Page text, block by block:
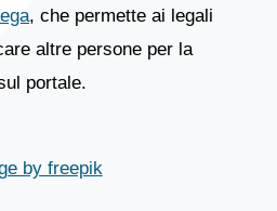
, che permette ai legali
altre persone per la
portale.
by freepik